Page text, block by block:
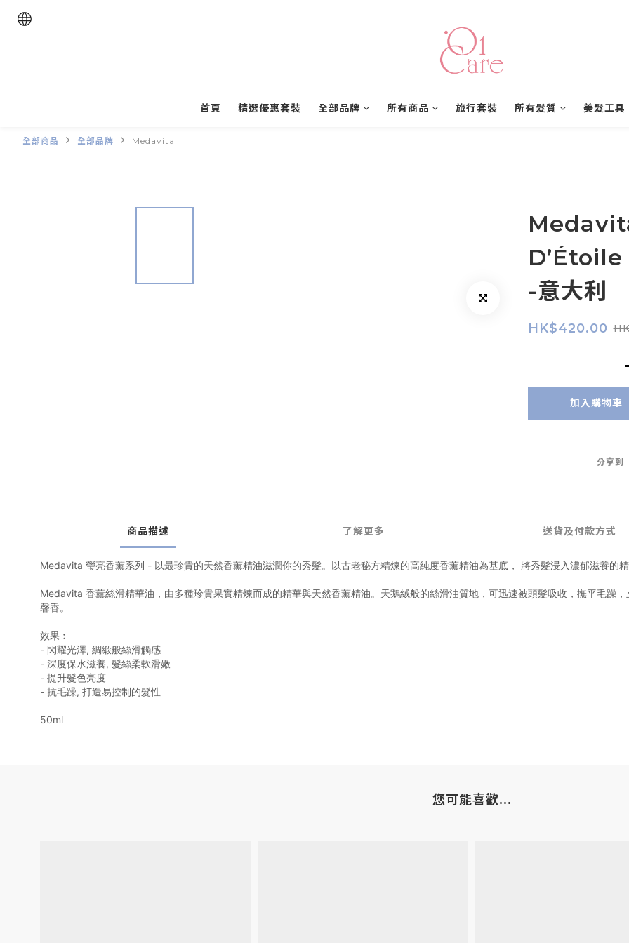
首頁 精選優惠套裝 全部品牌 所有商品 旅行套裝 所有髮質 美髮工具
全部商品 全部品牌 Medavita
D’Étoile
-意大利
HK$420.00
加入購物車
分享到
商品描述 了解更多 送貨及付款方式
Medavita 瑩亮香薰系列 - 以最珍貴的天然香薰精油滋潤你的秀髮。以古老秘方精煉的高純度香薰精油為基底， 將秀髮浸入濃郁滋養的
Medavita 香薰絲滑精華油，由多種珍貴果實精煉而成的精華與天然香薰精油。天鵝絨般的絲滑油質地，可迅速被頭髮吸收，撫平毛躁
馨香。
效果︰
- 閃耀光澤, 綢緞般絲滑觸感
- 深度保水滋養, 髮絲柔軟滑嫩
- 提升髮色亮度
- 抗毛躁, 打造易控制的髮性
50ml
您可能喜歡...